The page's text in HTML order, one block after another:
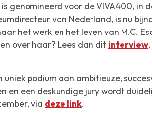
genomineerd voor de VIVA400, in
van Nederland, is nu
het werk en het leven van M.C.
over haar? Lees dan dit interview
podium aan ambitieuze,
en een deskundige jury wordt
via deze link.